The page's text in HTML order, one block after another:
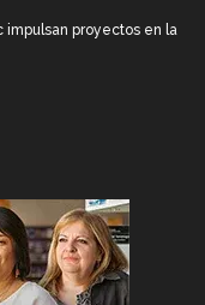
impulsan proyectos en la